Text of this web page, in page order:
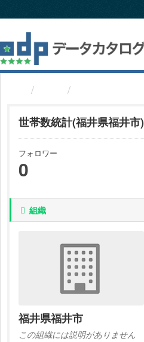
キ
プ
し
て
世帯数統計(福井県福井市)
フォロワー
0
組織
福井県福井市
この組織には説明がありません